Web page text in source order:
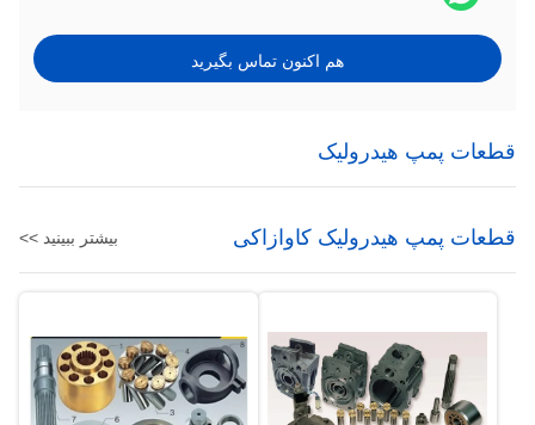
هم اکنون تماس بگیرید
قطعات پمپ هیدرولیک
قطعات پمپ هیدرولیک کاوازاکی بیشتر ببینید >>